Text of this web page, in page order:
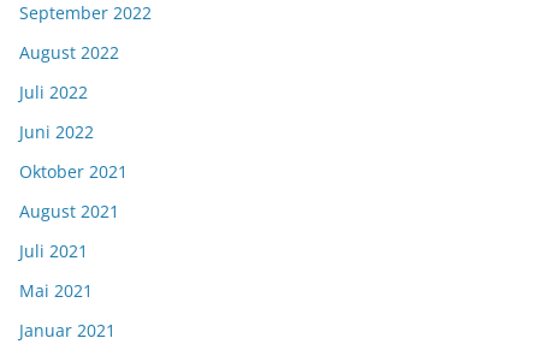
September 2022
August 2022
Juli 2022
Juni 2022
Oktober 2021
August 2021
Juli 2021
Mai 2021
Januar 2021